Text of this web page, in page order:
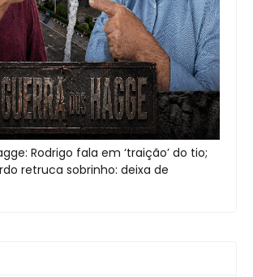
Rodrigo fala em ‘traição’ do tio;
retruca sobrinho: deixa de